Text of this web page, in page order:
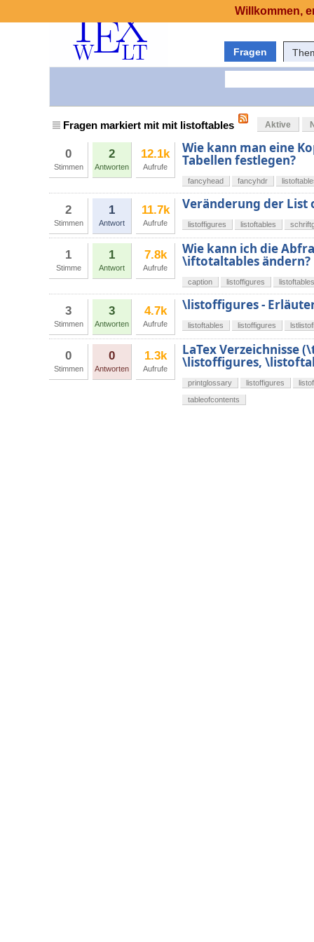
Fragen
Fragen markiert mit mit listoftables Aktive
0
Stimmen
2
Antworten
12.1k
Aufrufe
Wie kann man eine
Tabellen festlegen?
fancyhead fancyhdr
2
Stimmen
1
Antwort
11.7k
Aufrufe
Veränderung der
listoffigures listoftables
1
Stimme
1
Antwort
7.8k
Aufrufe
Wie kann ich die
\iftotaltables ändern?
caption listoffigures listoftables
3
Stimmen
3
Antworten
4.7k
Aufrufe
\listoffigures -
listoftables listoffigures
0
Stimmen
0
Antworten
1.3k
Aufrufe
LaTex Verzeichnisse
\listoffigures,
printglossary listoffigures
tableofcontents
Willkommen,